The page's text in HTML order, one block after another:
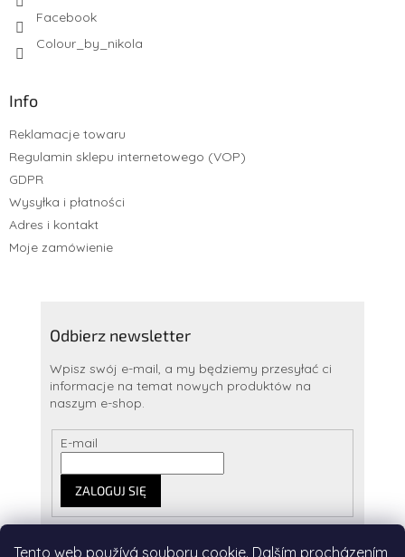
Tento web používá soubory cookie. Dalším procházením
Facebook
Colour_by_nikola
Info
Reklamacje towaru
Regulamin sklepu internetowego (VOP)
GDPR
Wysyłka i płatności
Adres i kontakt
Moje zamówienie
Odbierz newsletter
Wpisz swój e-mail, a my będziemy przesyłać ci
informacje na temat nowych produktów na
naszym e-shop.
E-mail
ZALOGUJ SIĘ